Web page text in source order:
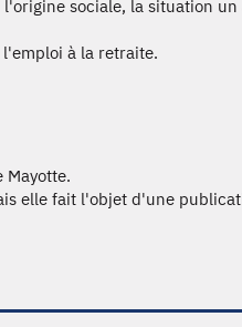
sociale, la situation
à la retraite.
Mayotte.
elle fait l'objet d'une